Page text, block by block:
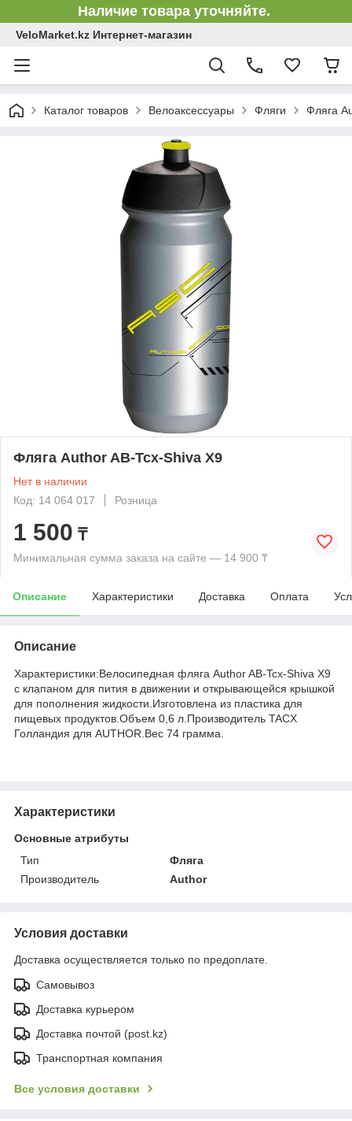
Наличие товара уточняйте.
VeloMarket.kz Интернет-магазин
Каталог товаров Велоаксессуары Фляги Фляга
Фляга Author AB-Tcx-Shiva X9
Нет в наличии
Код: 14 064 017
Розница
1 500 ₸
Минимальная сумма заказа на сайте — 14 900 ₸
Описание Характеристики Доставка Оплата
Описание
Характеристики:Велосипедная фляга Author AB-Tcx-Shiva X9
с клапаном для пития в движении и открывающейся крышкой
для пополнения жидкости.Изготовлена из пластика для
пищевых продуктов.Объем 0,6 л.Производитель TACX
Голландия для AUTHOR.Вес 74 грамма.
Характеристики
Основные атрибуты
Тип
Фляга
Производитель
Author
Условия доставки
Доставка осуществляется только по предоплате.
Самовывоз
Доставка курьером
Доставка почтой (post.kz)
Транспортная компания
Все условия доставки